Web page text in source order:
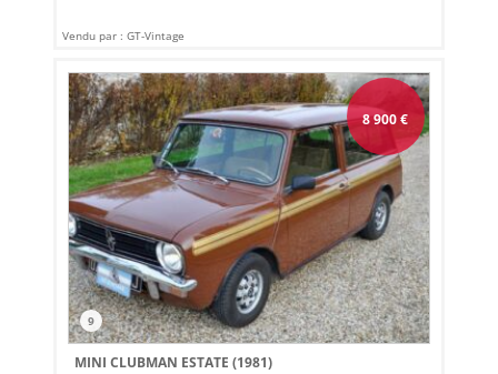
Vendu par : GT-Vintage
8 900€
9
MINI CLUBMAN ESTATE (1981)